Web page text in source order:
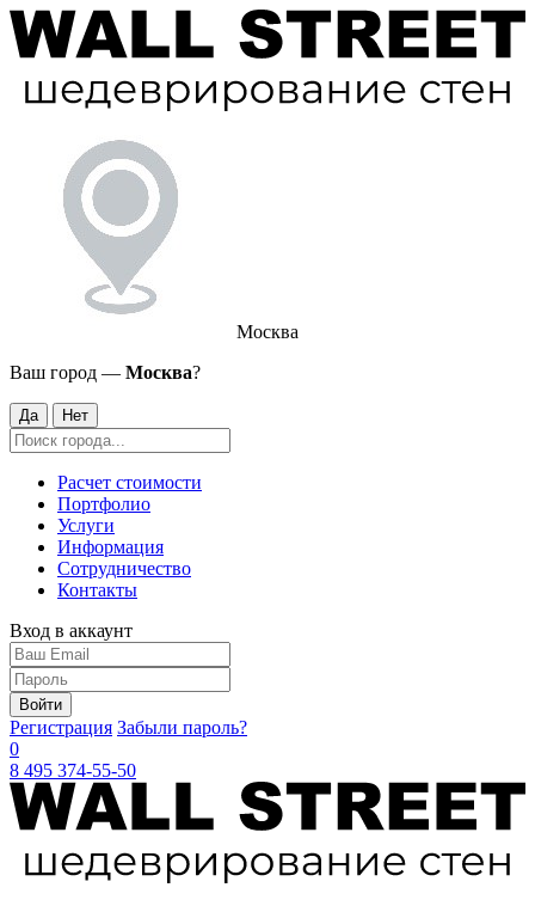
Москва
Ваш город — Москва?
Да Нет
Расчет стоимости
Портфолио
Услуги
Информация
Сотрудничество
Контакты
Вход в аккаунт
Войти
Регистрация Забыли пароль?
0
8 495 374-55-50